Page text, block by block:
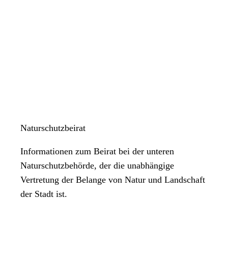
Naturschutzbeirat
Informationen zum Beirat bei der unteren
Naturschutzbehörde, der die unabhängige
Vertretung der Belange von Natur und Landschaft
der Stadt ist.